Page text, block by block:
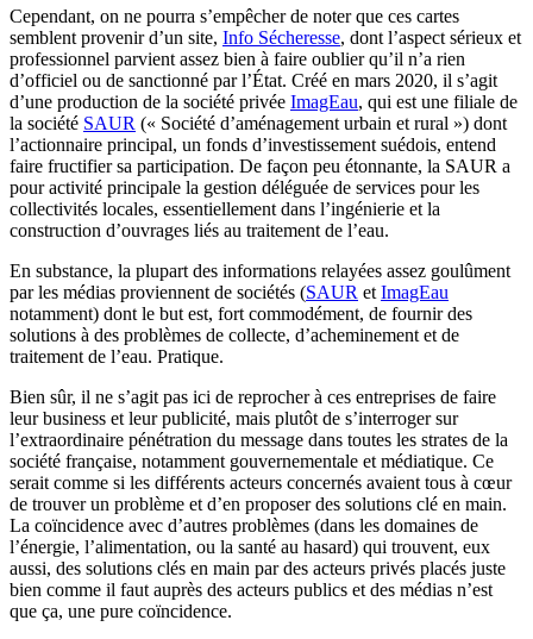
Cependant, on ne pourra s’empêcher de noter que ces cartes
semblent provenir d’un site, Info Sécheresse, dont l’aspect sérieux et
professionnel parvient assez bien à faire oublier qu’il n’a rien
d’officiel ou de sanctionné par l’État. Créé en mars 2020, il s’agit
d’une production de la société privée ImagEau, qui est une filiale de
la société SAUR (« Société d’aménagement urbain et rural ») dont
l’actionnaire principal, un fonds d’investissement suédois, entend
faire fructifier sa participation. De façon peu étonnante, la SAUR a
pour activité principale la gestion déléguée de services pour les
collectivités locales, essentiellement dans l’ingénierie et la
construction d’ouvrages liés au traitement de l’eau.
En substance, la plupart des informations relayées assez goulûment
par les médias proviennent de sociétés (SAUR et ImagEau
notamment) dont le but est, fort commodément, de fournir des
solutions à des problèmes de collecte, d’acheminement et de
traitement de l’eau. Pratique.
Bien sûr, il ne s’agit pas ici de reprocher à ces entreprises de faire
leur business et leur publicité, mais plutôt de s’interroger sur
l’extraordinaire pénétration du message dans toutes les strates de la
société française, notamment gouvernementale et médiatique. Ce
serait comme si les différents acteurs concernés avaient tous à cœur
de trouver un problème et d’en proposer des solutions clé en main.
La coïncidence avec d’autres problèmes (dans les domaines de
l’énergie, l’alimentation, ou la santé au hasard) qui trouvent, eux
aussi, des solutions clés en main par des acteurs privés placés juste
bien comme il faut auprès des acteurs publics et des médias n’est
que ça, une pure coïncidence.